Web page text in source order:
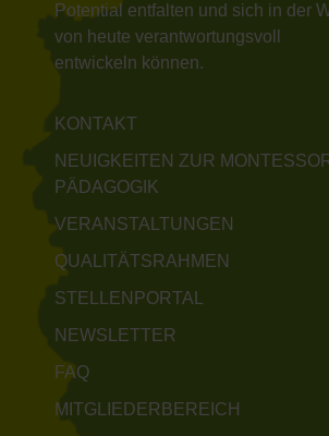
Potential entfalten und sich in der
von heute verantwortungsvoll
entwickeln können.
KONTAKT
NEUIGKEITEN ZUR
PÄDAGOGIK
VERANSTALTUNGEN
QUALITÄTSRAHMEN
STELLENPORTAL
NEWSLETTER
FAQ
MITGLIEDERBEREICH